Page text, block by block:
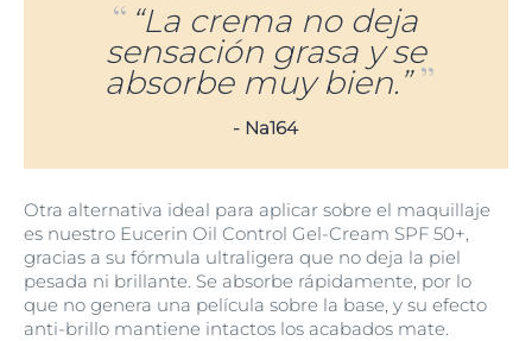
“La crema no deja
sensación grasa y se
absorbe muy bien.”
- Na164
Otra alternativa ideal para aplicar sobre el maquillaje
es nuestro Eucerin Oil Control Gel-Cream SPF 50+,
gracias a su fórmula ultraligera que no deja la piel
pesada ni brillante. Se absorbe rápidamente, por lo
que no genera una película sobre la base, y su efecto
anti-brillo mantiene intactos los acabados mate.